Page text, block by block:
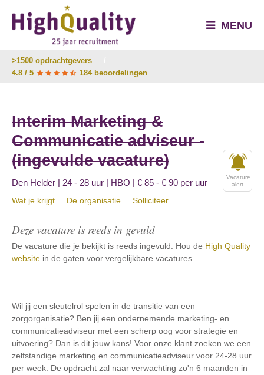
MENU
>1500 opdrachtgevers
4.8 / 5
184 beoordelingen
Interim Marketing &
Communicatie adviseur -
(ingevulde vacature)
Vacature
alert
Den Helder | 24 - 28 uur | HBO | € 85 - € 90 per uur
Wat je krijgt De organisatie Solliciteer
Deze vacature is reeds in gevuld
De vacature die je bekijkt is reeds ingevuld. Hou de High Quality
website in de gaten voor vergelijkbare vacatures.
Wil jij een sleutelrol spelen in de transitie van een
zorgorganisatie? Ben jij een ondernemende marketing- en
communicatieadviseur met een scherp oog voor strategie en
uitvoering? Dan is dit jouw kans! Voor onze klant zoeken we een
zelfstandige marketing en communicatieadviseur voor 24-28 uur
per week. De opdracht zal naar verwachting zo'n 6 maanden in